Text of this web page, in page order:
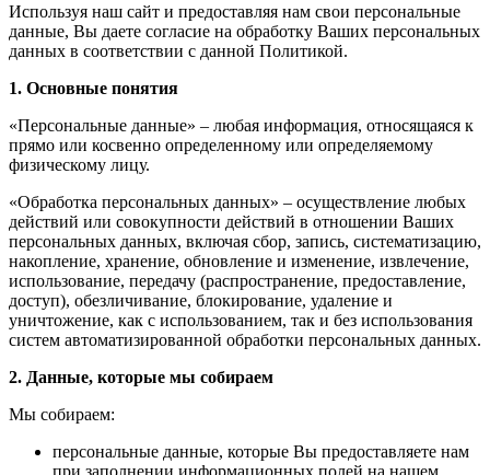
Используя наш сайт и предоставляя нам свои персональные
данные, Вы даете согласие на обработку Ваших персональных
данных в соответствии с данной Политикой.
1. Основные понятия
«Персональные данные» – любая информация, относящаяся к
прямо или косвенно определенному или определяемому
физическому лицу.
«Обработка персональных данных» – осуществление любых
действий или совокупности действий в отношении Ваших
персональных данных, включая сбор, запись, систематизацию,
накопление, хранение, обновление и изменение, извлечение,
использование, передачу (распространение, предоставление,
доступ), обезличивание, блокирование, удаление и
уничтожение, как с использованием, так и без использования
систем автоматизированной обработки персональных данных.
2. Данные, которые мы собираем
Мы собираем:
персональные данные, которые Вы предоставляете нам
при заполнении информационных полей на нашем